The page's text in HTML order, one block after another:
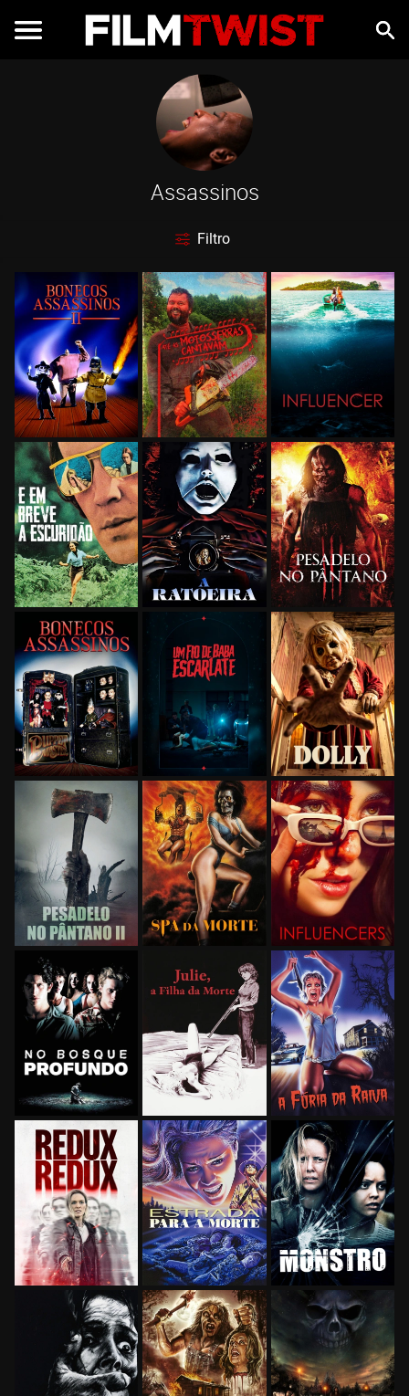
Assassinos
Filtro